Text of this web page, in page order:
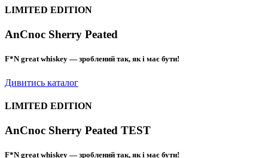
LIMITED EDITION
AnCnoc Sherry Peated
F*N great whiskey — зроблений так, як і має бути!
Дивитись каталог
LIMITED EDITION
AnCnoc Sherry Peated TEST
F*N great whiskey — зроблений так, як і має бути!